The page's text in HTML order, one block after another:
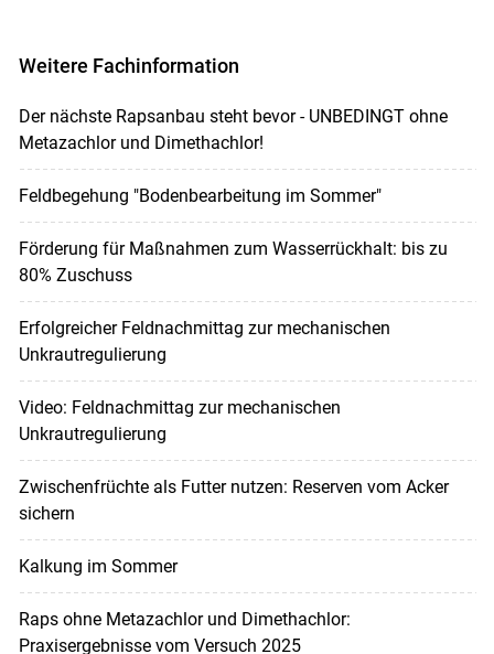
Weitere Fachinformation
Der nächste Rapsanbau steht bevor - UNBEDINGT ohne
Metazachlor und Dimethachlor!
Feldbegehung "Bodenbearbeitung im Sommer"
Förderung für Maßnahmen zum Wasserrückhalt: bis zu
80% Zuschuss
Erfolgreicher Feldnachmittag zur mechanischen
Unkrautregulierung
Video: Feldnachmittag zur mechanischen
Unkrautregulierung
Zwischenfrüchte als Futter nutzen: Reserven vom Acker
sichern
Kalkung im Sommer
Raps ohne Metazachlor und Dimethachlor:
Praxisergebnisse vom Versuch 2025